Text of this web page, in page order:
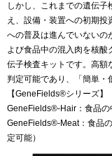
しかし、これまでの遺伝子
え、設備・装置への初期
への普及は進んでいない
よび食品中の混入肉を核酸
伝子検査キットです。高額
判定可能であり、「簡単・
【GeneFields®シリーズ】
GeneFields®-Hair：食品の
GeneFields®-Meat：食品
定可能）